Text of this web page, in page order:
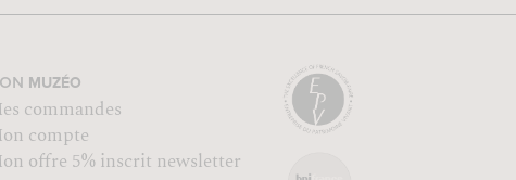
MUZÉO
commandes
compte
offre 5% inscrit newsletter